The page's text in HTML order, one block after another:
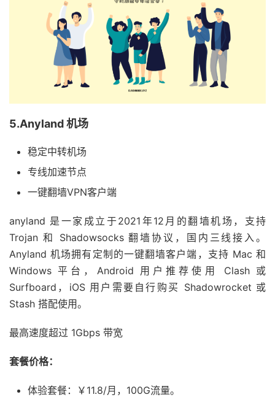
5.Anyland 机场
稳定中转机场
专线加速节点
一键翻墙VPN客户端
anyland 是一家成立于2021年12月的翻墙机场，支持
Trojan 和 Shadowsocks 翻墙协议，国内三线接入。
Anyland 机场拥有定制的一键翻墙客户端，支持 Mac 和
Windows 平台，Android 用户推荐使用 Clash 或
Surfboard，iOS 用户需要自行购买 Shadowrocket 或
Stash 搭配使用。
最高速度超过 1Gbps 带宽
套餐价格：
体验套餐：￥11.8/月，100G流量。